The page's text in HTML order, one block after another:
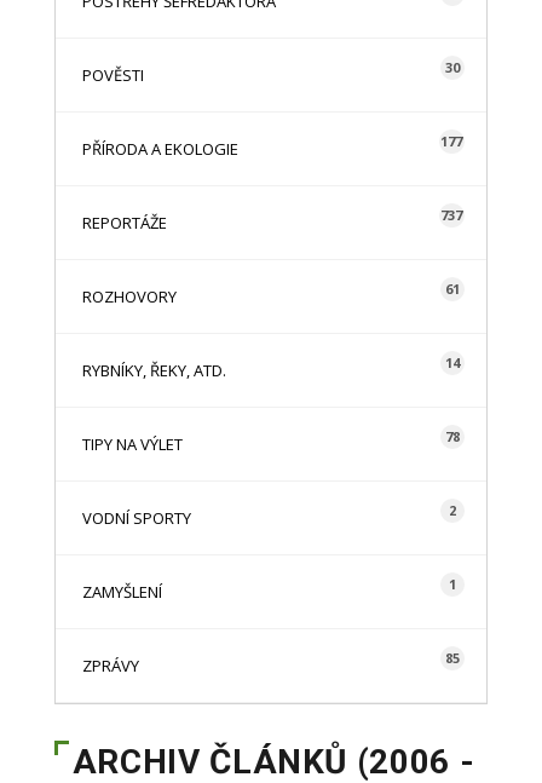
POVĚSTI 30
PŘÍRODA A EKOLOGIE 177
REPORTÁŽE 737
ROZHOVORY 61
RYBNÍKY, ŘEKY, ATD. 14
TIPY NA VÝLET 78
VODNÍ SPORTY 2
ZAMYŠLENÍ 1
ZPRÁVY 85
ARCHIV ČLÁNKŮ (2006 -